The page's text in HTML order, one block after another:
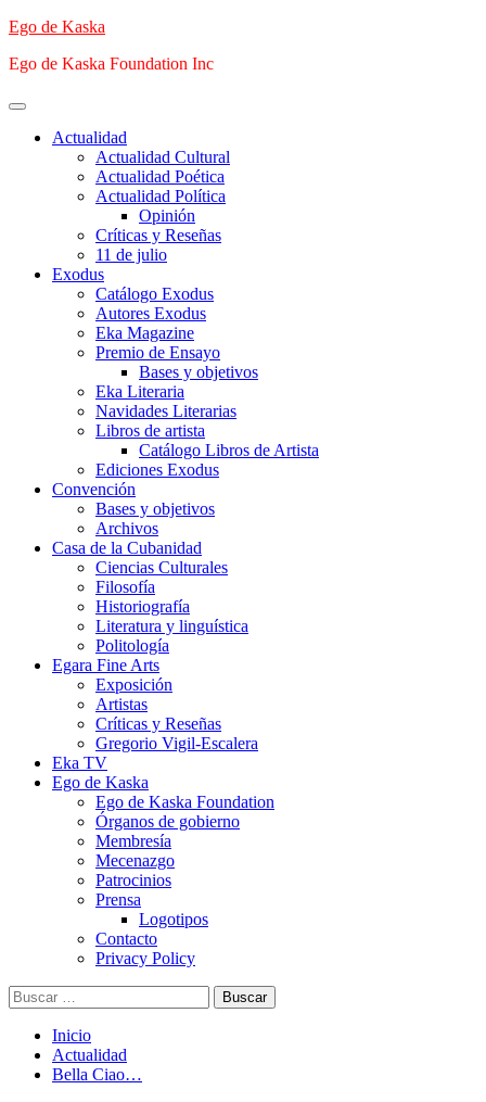
Saltar
contenido
Ego de Kaska
Ego de Kaska Foundation Inc
Menú
principalActualidad
Actualidad Cultural
Actualidad Poética
Actualidad Política
Opinión
Críticas y Reseñas
11 de julio
Exodus
Catálogo Exodus
Autores Exodus
Eka Magazine
Premio de Ensayo
Bases y objetivos
Eka Literaria
Navidades Literarias
Libros de artista
Catálogo Libros de Artista
Ediciones Exodus
Convención
Bases y objetivos
Archivos
Casa de la Cubanidad
Ciencias Culturales
Filosofía
Historiografía
Literatura y linguística
Politología
Egara Fine Arts
Exposición
Artistas
Críticas y Reseñas
Gregorio Vigil-Escalera
Eka TV
Ego de Kaska
Ego de Kaska Foundation
Órganos de gobierno
Membresía
Mecenazgo
Patrocinios
Prensa
Logotipos
Contacto
Privacy Policy
Buscar:
Inicio
Actualidad
Bella Ciao…